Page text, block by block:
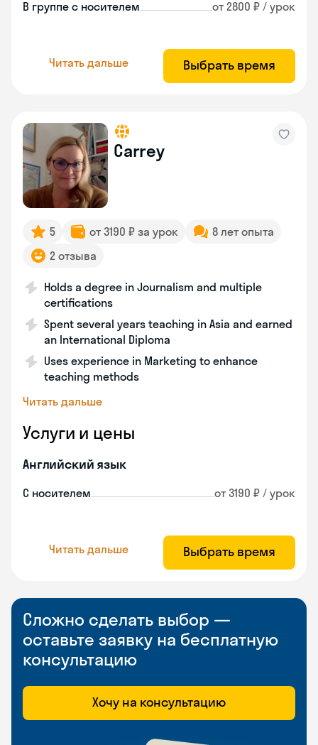
В группе с носителем от 2800 ₽ / урок
Читать дальше Выбрать время
Carrey
5 от 3190 ₽ за урок
8 лет опыта
2 отзыва
Holds a degree in Journalism and multiple
certifications
Spent several years teaching in Asia and earned
an International Diploma
Uses experience in Marketing to enhance
teaching methods
Читать дальше
Услуги и цены
Английский язык
С носителем от 3190 ₽ / урок
Читать дальше Выбрать время
Сложно сделать выбор —
оставьте заявку на бесплатную
консультацию
Хочу на консультацию